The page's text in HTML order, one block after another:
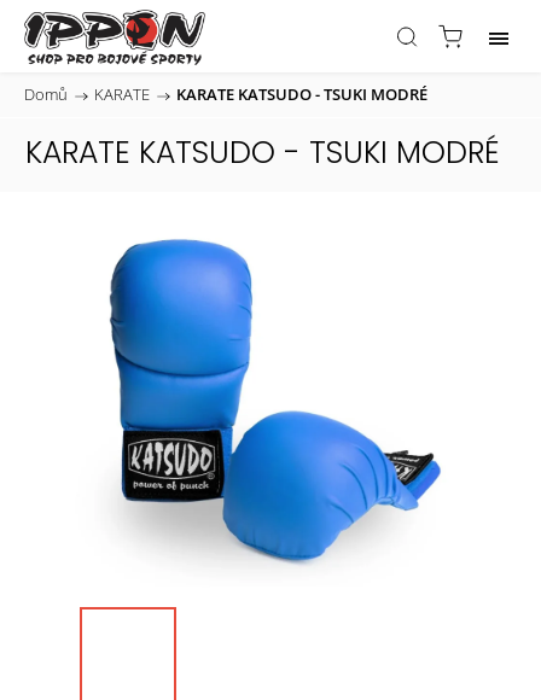
Domů / KARATE / KARATE KATSUDO - TSUKI MODRÉ
KARATE KATSUDO - TSUKI MODRÉ